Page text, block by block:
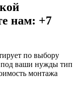
нам: +7
по выбору
под ваши нужды тип
монтажа